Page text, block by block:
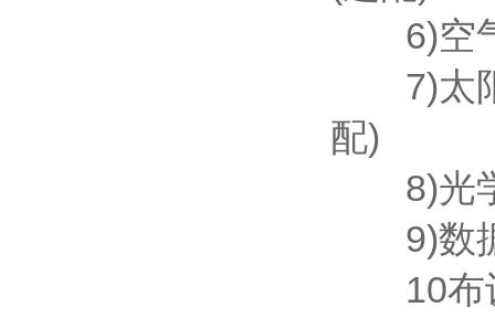
6)空气
7)太阳
配)
8)光学
9)数据
10布设